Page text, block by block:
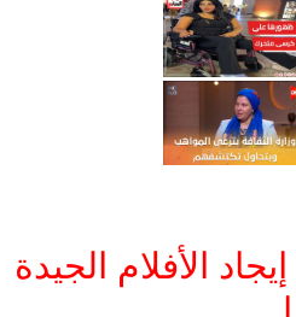
الأفلام الجيدة